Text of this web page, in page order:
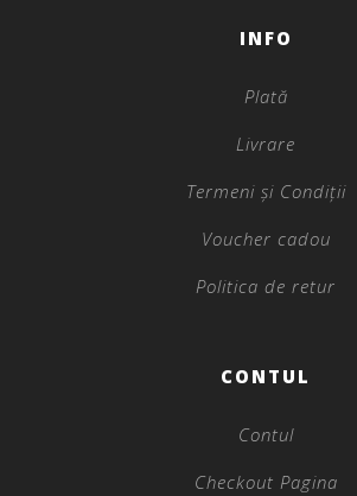
INFO
Plată
Livrare
Termeni și Condiții
Voucher cadou
Politica de retur
CONTUL
Contul
Checkout Pagina